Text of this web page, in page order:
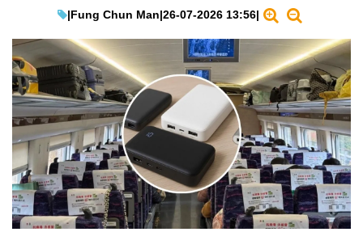
|Fung Chun Man|26-07-2026 13:56|